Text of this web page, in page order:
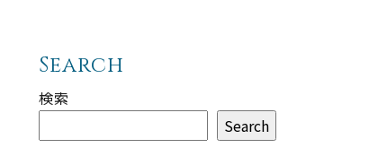
Search
検索
Search